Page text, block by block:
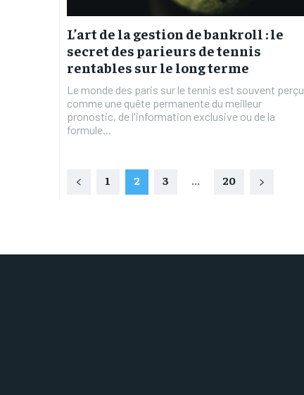
L’art de la gestion de bankroll : le
secret des parieurs de tennis
rentables sur le long terme
Le monde des paris sur le tennis est souvent perçu
comme une quête permanente du meilleur
pronostic, de l'information exclusive ou de la
formule...
1 2 3 20